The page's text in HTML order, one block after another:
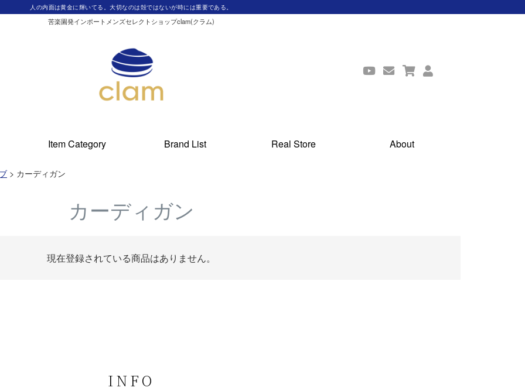
人の内面は黄金に輝いてる。大切なのは殻ではないが時には重要である。
苦楽園発インポートメンズセレクトショップclam(クラム)
Item Category Brand List Real Store About
カーディガン
カーディガン
現在登録されている商品はありません。
INFO